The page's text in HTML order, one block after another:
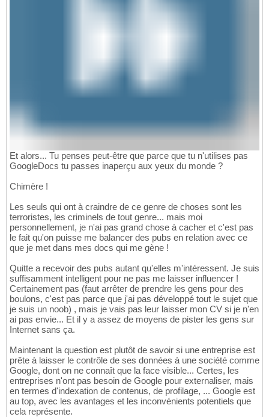
Et alors... Tu penses peut-être que parce que tu n'utilises pas
GoogleDocs tu passes inaperçu aux yeux du monde ?
Chimère !
Les seuls qui ont à craindre de ce genre de choses sont les
terroristes, les criminels de tout genre... mais moi
personnellement, je n'ai pas grand chose à cacher et c'est pas
le fait qu'on puisse me balancer des pubs en relation avec ce
que je met dans mes docs qui me gène !
Quitte a recevoir des pubs autant qu'elles m'intéressent. Je suis
suffisamment intelligent pour ne pas me laisser influencer !
Certainement pas (faut arrêter de prendre les gens pour des
boulons, c'est pas parce que j'ai pas développé tout le sujet que
je suis un noob) , mais je vais pas leur laisser mon CV si je n'en
ai pas envie... Et il y a assez de moyens de pister les gens sur
Internet sans ça.
Maintenant la question est plutôt de savoir si une entreprise est
prête à laisser le contrôle de ses données à une société comme
Google, dont on ne connaît que la face visible... Certes, les
entreprises n'ont pas besoin de Google pour externaliser, mais
en termes d'indexation de contenus, de profilage, ... Google est
au top, avec les avantages et les inconvénients potentiels que
cela représente.